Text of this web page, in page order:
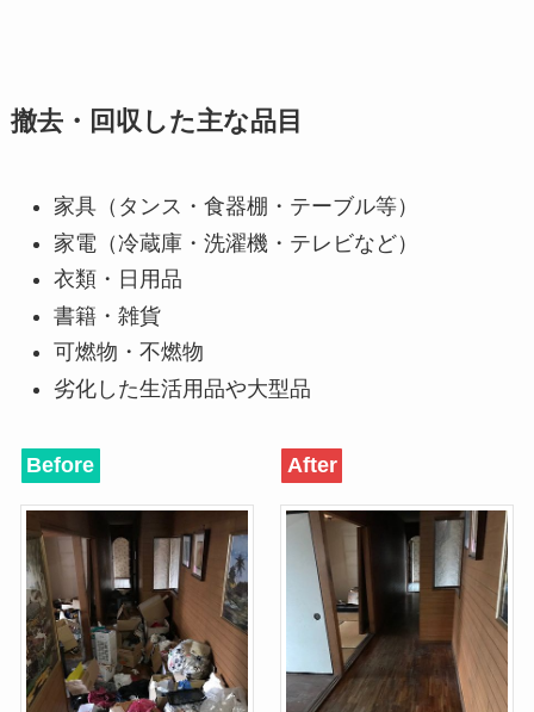
撤去・回収した主な品目
家具（タンス・食器棚・テーブル等）
家電（冷蔵庫・洗濯機・テレビなど）
衣類・日用品
書籍・雑貨
可燃物・不燃物
劣化した生活用品や大型品
Before After